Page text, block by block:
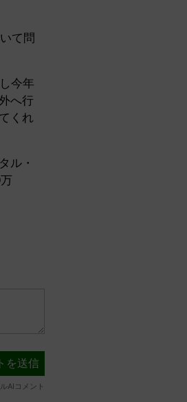
て問
今年
へ行
くれ
ル・